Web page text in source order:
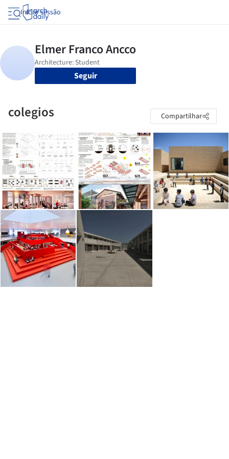
Iniciar sessão
Seguir
colegios Compartilhar